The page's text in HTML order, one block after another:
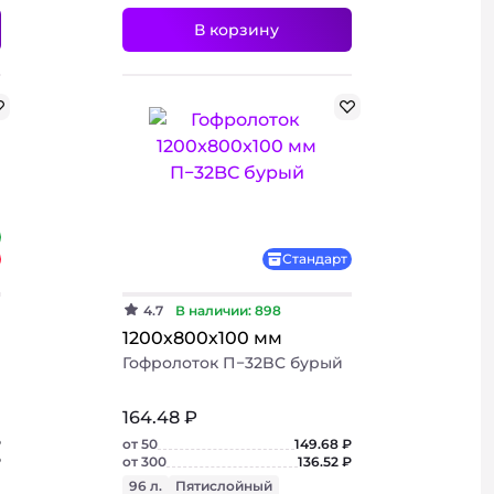
+ 2 фото
В корзину
Стандарт
4.7 В наличии: 898
1200х800х100 мм
Гофролоток П−32BC бурый
164.48 ₽
от 50
149.68 ₽
от 300
136.52 ₽
96 л.
Пятислойный